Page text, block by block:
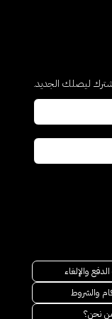
ليصلك الجديد.
والإلغاء
والشروط
نحن؟